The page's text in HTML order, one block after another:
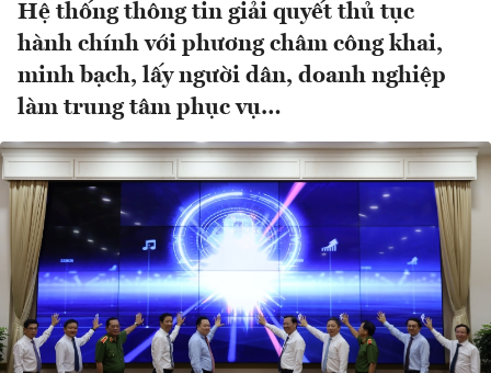
Hệ thống thông tin giải quyết thủ tục
hành chính với phương châm công khai,
minh bạch, lấy người dân, doanh nghiệp
làm trung tâm phục vụ…